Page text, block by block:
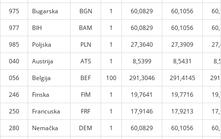
975
Bugarska BGN 1 60,0829 60,1056
977
BIH BAM 1 60,0829 60,1056
985
Poljska PLN 1 27,3640 27,3909
040
Austrija ATS 1 8,5399 8,5431
056
Belgija BEF 100 291,3046 291,4145
246
Finska FIM 1 19,7641 19,7716
250
Francuska FRF 1 17,9146 17,9213
280
Nemačka DEM 1 60,0829 60,1056